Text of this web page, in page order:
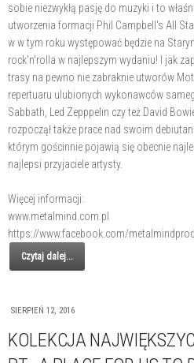
sobie niezwykłą pasję do muzyki i to
utworzenia formacji Phil Campbell's All
w w tym roku występować będzie na
rock'n'rolla w najlepszym wydaniu! I jak
trasy na pewno nie zabraknie utworów
repertuaru ulubionych wykonawców
Sabbath, Led Zepppelin czy też David
rozpoczął także prace nad swoim
którym gościnnie pojawią się obecnie
najlepsi przyjaciele artysty.
Więcej informacji:
www.metalmind.com.pl
https://www.facebook.com/
Czytaj dalej...
SIERPIEŃ 12, 2016
KOLEKCJA